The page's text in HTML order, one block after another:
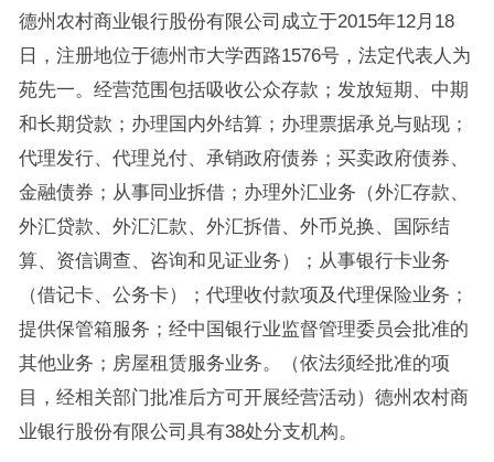
德州农村商业银行股份有限公司成立于2015年12月18
日，注册地位于德州市大学西路1576号，法定代表人为
苑先一。经营范围包括吸收公众存款；发放短期、中期
和长期贷款；办理国内外结算；办理票据承兑与贴现；
代理发行、代理兑付、承销政府债券；买卖政府债券、
金融债券；从事同业拆借；办理外汇业务（外汇存款、
外汇贷款、外汇汇款、外汇拆借、外币兑换、国际结
算、资信调查、咨询和见证业务）；从事银行卡业务
（借记卡、公务卡）；代理收付款项及代理保险业务；
提供保管箱服务；经中国银行业监督管理委员会批准的
其他业务；房屋租赁服务业务。（依法须经批准的项
目，经相关部门批准后方可开展经营活动）德州农村商
业银行股份有限公司具有38处分支机构。